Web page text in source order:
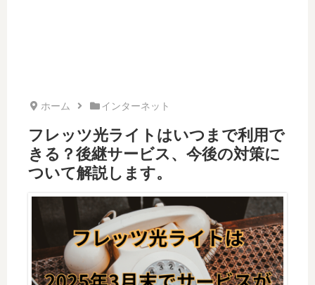
ホーム インターネット
フレッツ光ライトはいつまで利用で
きる？後継サービス、今後の対策に
ついて解説します。